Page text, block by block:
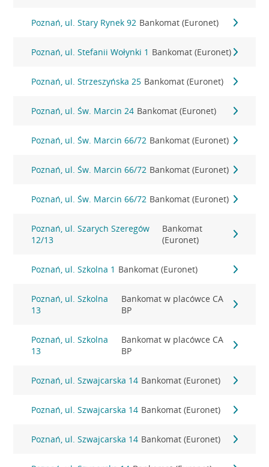
Poznań, ul. Stary Rynek 92 Bankomat (Euronet)
Poznań, ul. Stefanii Wołynki 1 Bankomat (Euronet)
Poznań, ul. Strzeszyńska 25 Bankomat (Euronet)
Poznań, ul. Św. Marcin 24 Bankomat (Euronet)
Poznań, ul. Św. Marcin 66/72 Bankomat (Euronet)
Poznań, ul. Św. Marcin 66/72 Bankomat (Euronet)
Poznań, ul. Św. Marcin 66/72 Bankomat (Euronet)
Poznań, ul. Szarych Szeregów
12/13
Bankomat
(Euronet)
Poznań, ul. Szkolna 1 Bankomat (Euronet)
Poznań, ul. Szkolna
13
Bankomat w placówce CA
BP
Poznań, ul. Szkolna
13
Bankomat w placówce CA
BP
Poznań, ul. Szwajcarska 14 Bankomat (Euronet)
Poznań, ul. Szwajcarska 14 Bankomat (Euronet)
Poznań, ul. Szwajcarska 14 Bankomat (Euronet)